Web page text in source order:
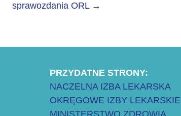
sprawozdania ORL →
PRZYDATNE STRONY:
NACZELNA IZBA LEKARSKA
OKRĘGOWE IZBY LEKARSKIE